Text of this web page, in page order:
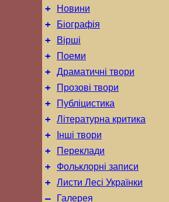
+ Новини
+ Біографія
+ Вірші
+ Поеми
+ Драматичні твори
+ Прозові твори
+ Публіцистика
+ Літературна критика
+ Інші твори
+ Переклади
+ Фольклорні записи
+ Листи Лесі Українки
– Галерея